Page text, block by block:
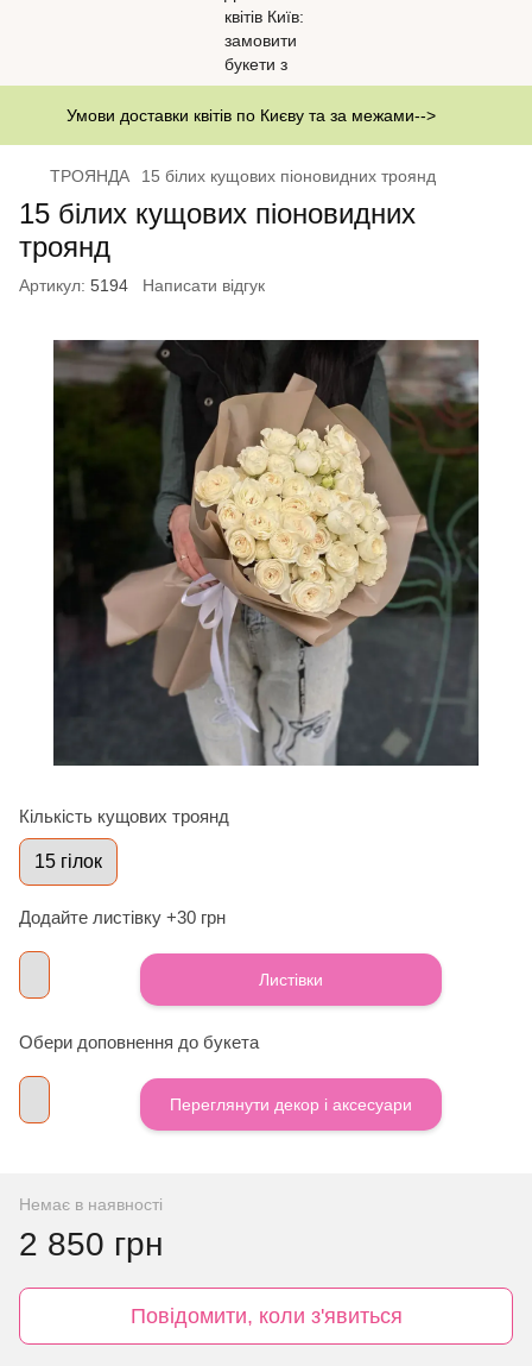
Умови доставки квітів по Києву та за межами-->
ТРОЯНДА 15 білих кущових піоновидних троянд
15 білих кущових піоновидних
троянд
Артикул: 5194 Написати відгук
Кількість кущових троянд
15 гілок
Додайте листівку +30 грн
Листівки
Обери доповнення до букета
Переглянути декор і аксесуари
Немає в наявності
2 850 грн
Повідомити, коли з'явиться